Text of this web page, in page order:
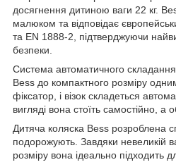
досягнення дитиною ваги 22 кг.
малюком та відповідає
та EN 1888-2, підтверджуючи
безпеки.
Система автоматичного складання
Bess до компактного розміру
фіксатор, і візок складеться
вигляді вона стоїть самостійно, а
Дитяча коляска Bess розроблена
подорожують. Завдяки невеликій
розміру вона ідеально підходить